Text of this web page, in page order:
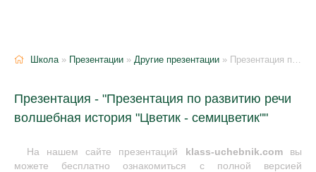
Школа» Презентации » Другие презентации » Презентация по развитию речи волшебная история "Цветик - семицветик"
Презентация - "Презентация по развитию речи
волшебная история "Цветик - семицветик""
На нашем сайте презентаций klass-uchebnik.comвы
можете бесплатно ознакомиться с полной версией